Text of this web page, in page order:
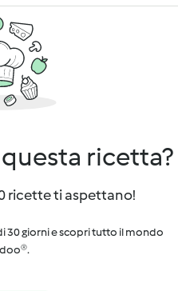
ricetta?
ricette ti aspettano!
30 giorni e scopri tutto il mondo